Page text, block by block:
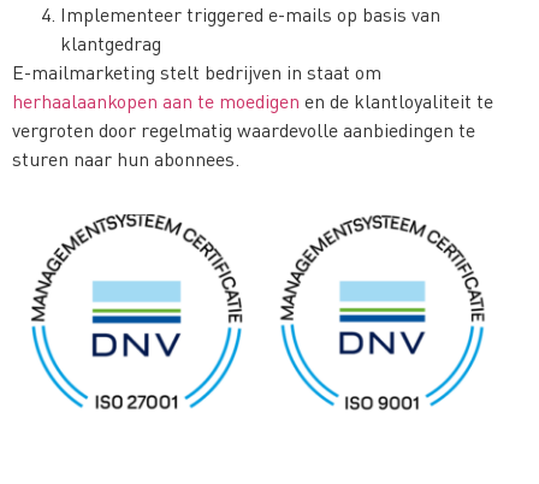
Implementeer triggered e-mails op basis van
klantgedrag
E-mailmarketing stelt bedrijven in staat om
herhaalaankopen aan te moedigen en de klantloyaliteit te
vergroten door regelmatig waardevolle aanbiedingen te
sturen naar hun abonnees.